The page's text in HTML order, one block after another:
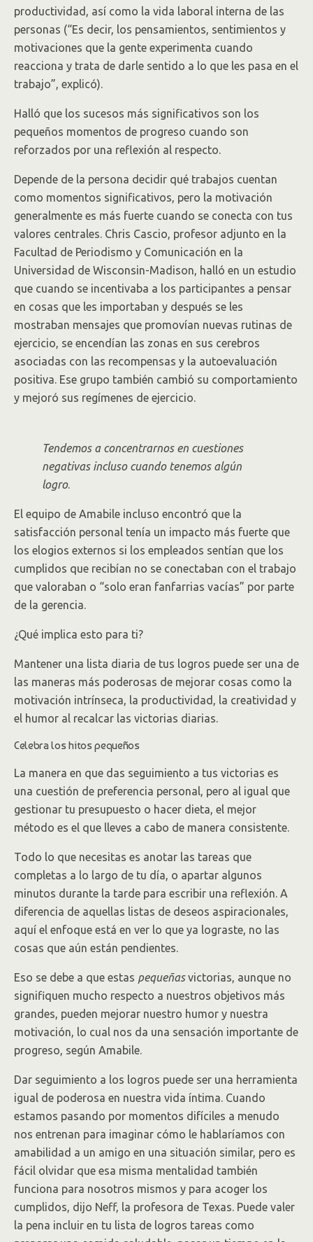
productividad, así como la vida laboral interna de las
personas (“Es decir, los pensamientos, sentimientos y
motivaciones que la gente experimenta cuando
reacciona y trata de darle sentido a lo que les pasa en el
trabajo”, explicó).
Halló que los sucesos más significativos son los
pequeños momentos de progreso cuando son
reforzados por una reflexión al respecto.
Depende de la persona decidir qué trabajos cuentan
como momentos significativos, pero la motivación
generalmente es más fuerte cuando se conecta con tus
valores centrales. Chris Cascio, profesor adjunto en la
Facultad de Periodismo y Comunicación en la
Universidad de Wisconsin-Madison, halló en un estudio
que cuando se incentivaba a los participantes a pensar
en cosas que les importaban y después se les
mostraban mensajes que promovían nuevas rutinas de
ejercicio, se encendían las zonas en sus cerebros
asociadas con las recompensas y la autoevaluación
positiva. Ese grupo también cambió su comportamiento
y mejoró sus regímenes de ejercicio.
Tendemos a concentrarnos en cuestiones
negativas incluso cuando tenemos algún
logro.
El equipo de Amabile incluso encontró que la
satisfacción personal tenía un impacto más fuerte que
los elogios externos si los empleados sentían que los
cumplidos que recibían no se conectaban con el trabajo
que valoraban o “solo eran fanfarrias vacías” por parte
de la gerencia.
¿Qué implica esto para ti?
Mantener una lista diaria de tus logros puede ser una de
las maneras más poderosas de mejorar cosas como la
motivación intrínseca, la productividad, la creatividad y
el humor al recalcar las victorias diarias.
Celebra los hitos pequeños
La manera en que das seguimiento a tus victorias es
una cuestión de preferencia personal, pero al igual que
gestionar tu presupuesto o hacer dieta, el mejor
método es el que lleves a cabo de manera consistente.
Todo lo que necesitas es anotar las tareas que
completas a lo largo de tu día, o apartar algunos
minutos durante la tarde para escribir una reflexión. A
diferencia de aquellas listas de deseos aspiracionales,
aquí el enfoque está en ver lo que ya lograste, no las
cosas que aún están pendientes.
Eso se debe a que estas pequeñasvictorias, aunque no
signifiquen mucho respecto a nuestros objetivos más
grandes, pueden mejorar nuestro humor y nuestra
motivación, lo cual nos da una sensación importante de
progreso, según Amabile.
Dar seguimiento a los logros puede ser una herramienta
igual de poderosa en nuestra vida íntima. Cuando
estamos pasando por momentos difíciles a menudo
nos entrenan para imaginar cómo le hablaríamos con
amabilidad a un amigo en una situación similar, pero es
fácil olvidar que esa misma mentalidad también
funciona para nosotros mismos y para acoger los
cumplidos, dijo Neff, la profesora de Texas. Puede valer
la pena incluir en tu lista de logros tareas como